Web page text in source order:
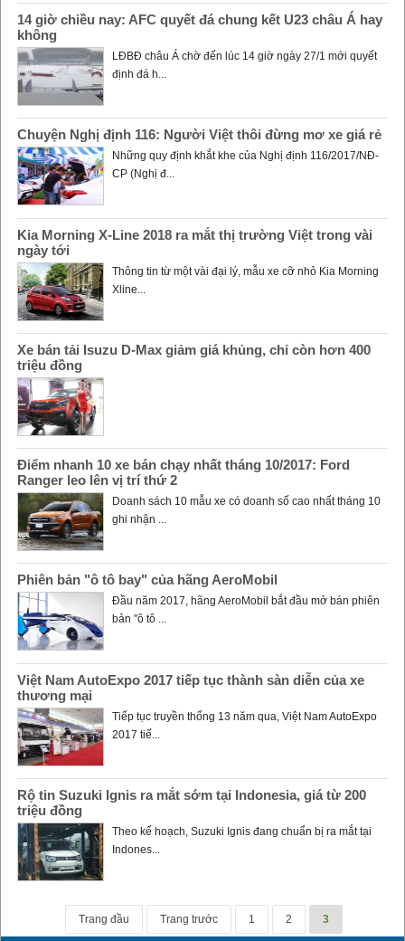
14 giờ chiều nay: AFC quyết đá chung kết U23 châu Á hay
không
LĐBĐ châu Á chờ đến lúc 14 giờ ngày 27/1 mới quyết
định đá h...
Chuyện Nghị định 116: Người Việt thôi đừng mơ xe giá rẻ
Những quy định khắt khe của Nghị định 116/2017/NĐ-
CP (Nghị đ...
Kia Morning X-Line 2018 ra mắt thị trường Việt trong vài
ngày tới
Thông tin từ một vài đại lý, mẫu xe cỡ nhỏ Kia Morning
Xline...
Xe bán tải Isuzu D-Max giảm giá khủng, chỉ còn hơn 400
triệu đồng
Điểm nhanh 10 xe bán chạy nhất tháng 10/2017: Ford
Ranger leo lên vị trí thứ 2
Doanh sách 10 mẫu xe có doanh số cao nhất tháng 10
ghi nhận ...
Phiên bản "ô tô bay" của hãng AeroMobil
Đầu năm 2017, hãng AeroMobil bắt đầu mở bán phiên
bản "ô tô ...
Việt Nam AutoExpo 2017 tiếp tục thành sàn diễn của xe
thương mại
Tiếp tục truyền thống 13 năm qua, Việt Nam AutoExpo
2017 tiế...
Rộ tin Suzuki Ignis ra mắt sớm tại Indonesia, giá từ 200
triệu đồng
Theo kế hoạch, Suzuki Ignis đang chuẩn bị ra mắt tại
Indones...
Trang đầu Trang trước 1 2 3